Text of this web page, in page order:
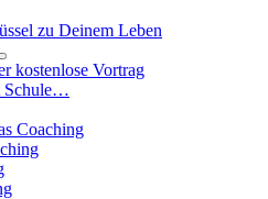
zu Deinem Leben
kostenlose Vortrag
Schule…
Coaching